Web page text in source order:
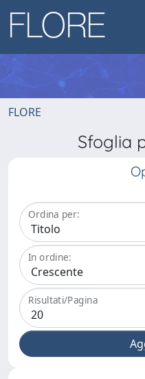
FLORE
Sfoglia
Ordina per:
In ordine:
Risultati/Pagina